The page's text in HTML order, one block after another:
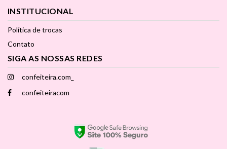
INSTITUCIONAL
Política de trocas
Contato
SIGA AS NOSSAS REDES
confeiteira.com_
confeiteiracom